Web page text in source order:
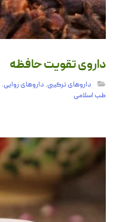
داروی تقویت حافظه
داروهای ترکیبی, داروهای روایی,
طب اسلامی